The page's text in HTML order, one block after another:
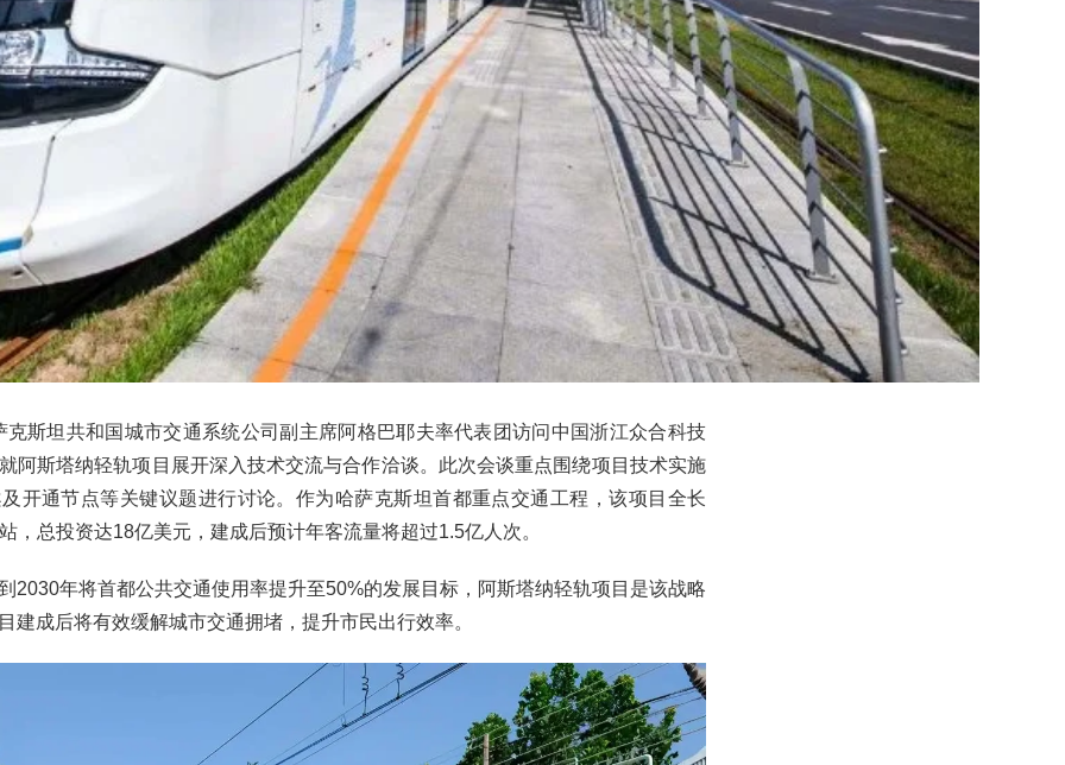
克斯坦共和国城市交通系统公司副主席阿格巴耶夫率代表团访问中国浙江众合科技
阿斯塔纳轻轨项目展开深入技术交流与合作洽谈。此次会谈重点围绕项目技术实施
开通节点等关键议题进行讨论。作为哈萨克斯坦首都重点交通工程，该项目全长
，总投资达18亿美元，建成后预计年客流量将超过1.5亿人次。
2030年将首都公共交通使用率提升至50%的发展目标，阿斯塔纳轻轨项目是该战略
建成后将有效缓解城市交通拥堵，提升市民出行效率。